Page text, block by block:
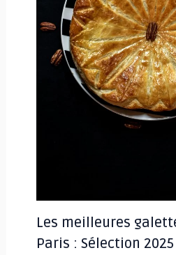
Les meilleures
Paris : Sélection 2025